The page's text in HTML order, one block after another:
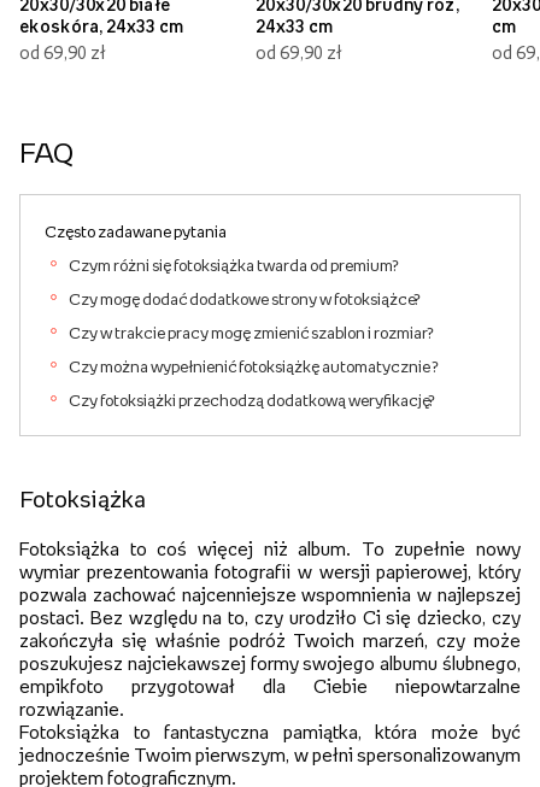
20x30/30x20 białe
ekoskóra, 24x33 cm
od 69,90 zł
20x30/30x20 brudny róż,
24x33 cm
od 69,90 zł
cm
od
FAQ
Często zadawane pytania
Czym różni się fotoksiążka twarda od premium?
Czy mogę dodać dodatkowe strony w fotoksiążce?
Czy w trakcie pracy mogę zmienić szablon i rozmiar?
Czy można wypełnienić fotoksiążkę automatycznie ?
Czy fotoksiążki przechodzą dodatkową weryfikację?
Fotoksiążka
Fotoksiążka to coś więcej niż album. To zupełnie nowy
wymiar prezentowania fotografii w wersji papierowej, który
pozwala zachować najcenniejsze wspomnienia w najlepszej
postaci. Bez względu na to, czy urodziło Ci się dziecko, czy
zakończyła się właśnie podróż Twoich marzeń, czy może
poszukujesz najciekawszej formy swojego albumu ślubnego,
empikfoto przygotował dla Ciebie niepowtarzalne
rozwiązanie.
Fotoksiążka to fantastyczna pamiątka, która może być
jednocześnie Twoim pierwszym, w pełni spersonalizowanym
projektem fotograficznym.